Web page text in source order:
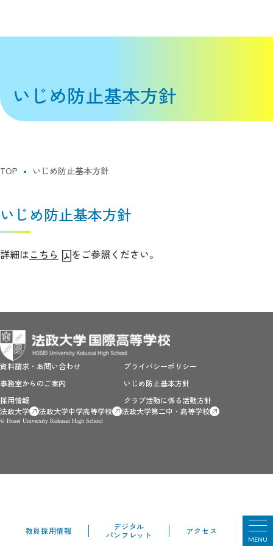
教員採用情報
デジタル
パンフレット
アクセス
MENU
いじめ防止基本方針
TOP いじめ防止基本方針
いじめ防止基本方針
詳細はこちら をご参照ください。
© Hosei University Kokusai High School
資料請求・お問い合わせ
事務室からのご案内
採用情報
プライバシーポリシー
いじめ防止基本方針
クラブ活動に係る活動方針
法政大学
法政大学中学高等学校 法政大学第二中・高等学校